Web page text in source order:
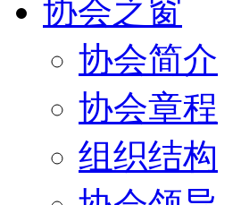
协会之窗
协会简介
协会章程
组织结构